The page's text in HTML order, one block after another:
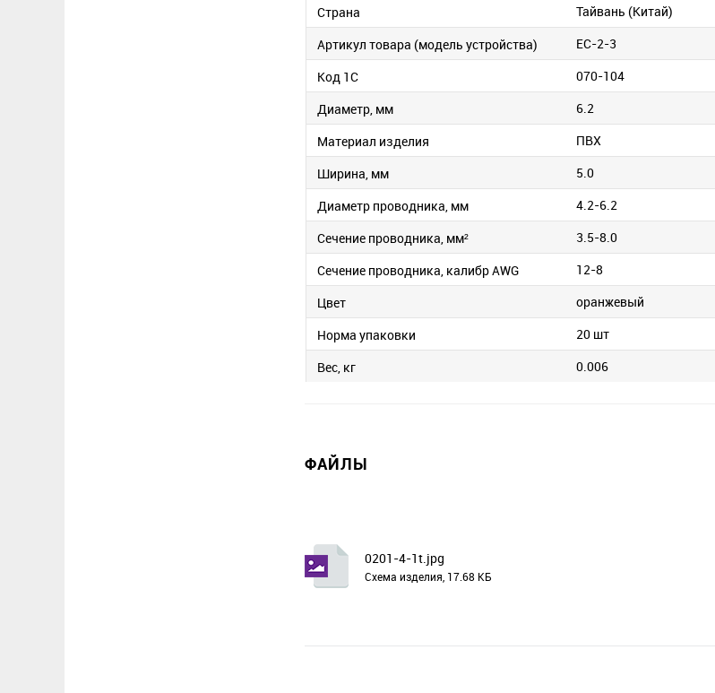
Страна
Тайвань (Китай)
Артикул товара (модель устройства)
EC-2-3
Код 1С
070-104
Диаметр, мм
6.2
Материал изделия
ПВХ
Ширина, мм
5.0
Диаметр проводника, мм
4.2-6.2
Сечение проводника, мм²
3.5-8.0
Сечение проводника, калибр AWG
12-8
Цвет
оранжевый
Норма упаковки
20 шт
Вес, кг
0.006
ФАЙЛЫ
0201-4-1t.jpg
Схема изделия, 17.68 КБ